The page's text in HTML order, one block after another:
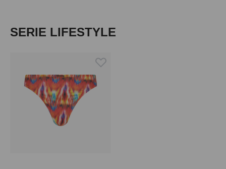
Produktgalerie überspringen
SERIE LIFESTYLE